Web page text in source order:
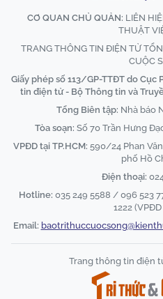
CƠ QUAN CHỦ QUẢN: LIÊN
THUẬT
TRANG THÔNG TIN ĐIỆN TỬ
CUỘC
Giấy phép số 113/GP-TTĐT do
tin điện tử - Bộ Thông tin và
Tổng Biên tập: Nhà báo
Tòa soạn: Số 70 Trần Hưng
VPĐD tại TP.HCM: 590/24 Phan
phố Hồ
Điện thoại:
Hotline: 035 249 5588 / 096 523
1222
Email:
Trang thông tin điện